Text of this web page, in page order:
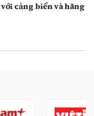
cảng biển và hãng